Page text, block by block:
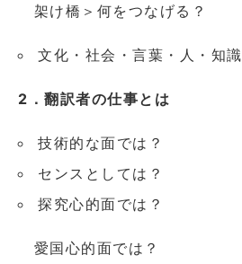
架け橋＞何をつなげる？
文化・社会・言葉・人・知識
2．翻訳者の仕事とは
技術的な面では？
センスとしては？
探究心的面では？
愛国心的面では？